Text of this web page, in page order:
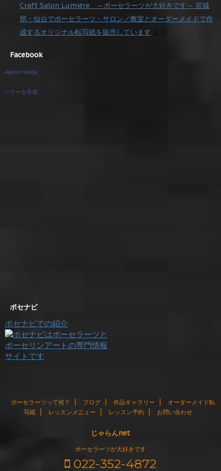
Craft Salon Lumière ～ポーセラーツが大好きです～ 宮城
県・仙台でポーセラーツ・サロン／教室とオーダーメイドで作
成するオリジナル転写紙を販売しています より
Facebook
Akemi Honda
バナーを作成
ポセナビ
ポセナビでの紹介
ポーセラーツって何？ ブログ 作品ギャラリー
オーダーメイド転
写紙
レッスンメニュー レッスン予約 お問い合わせ
じゃらんnet
ポーセラーツが大好きです
022-352-4872